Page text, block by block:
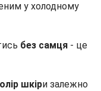
у холодному
без самця - це
шкіри залежно